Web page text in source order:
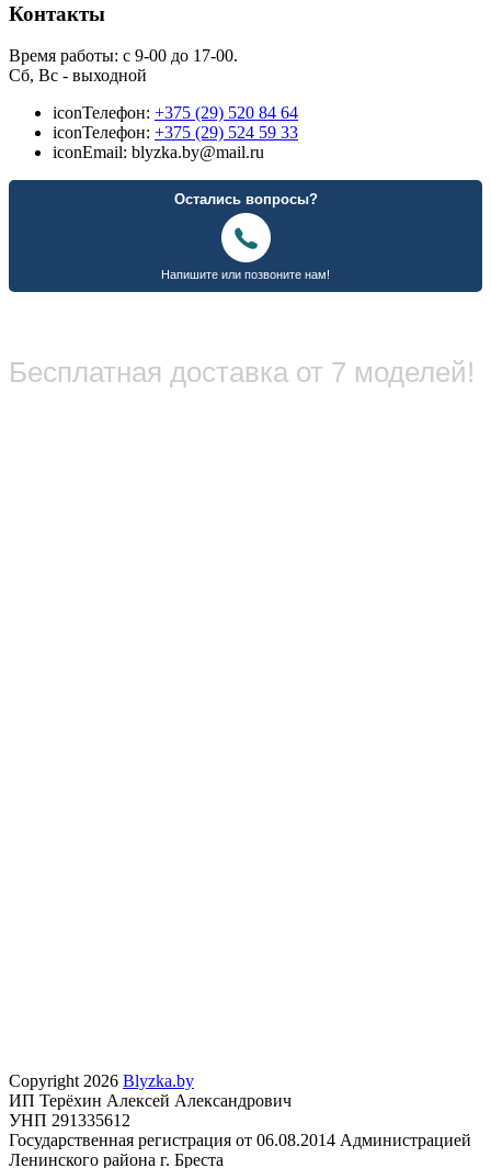
Контакты
Время работы: с 9-00 до 17-00.
Сб, Вс - выходной
iconТелефон: +375 (29) 520 84 64
iconТелефон: +375 (29) 524 59 33
iconEmail: blyzka.by@mail.ru
Бесплатная доставка от 7 моделей!
Copyright 2026 Blyzka.by
ИП Терёхин Алексей Александрович
УНП 291335612
Государственная регистрация от 06.08.2014 Администрацией
Ленинского района г. Бреста